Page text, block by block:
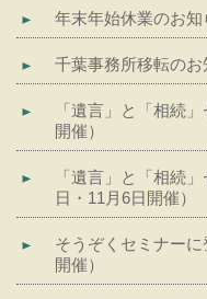
年末年始休業のお知
千葉事務所移転のお
「遺言」と「相続
開催）
「遺言」と「相続
日・11月6日開催）
そうぞくセミナー
開催）